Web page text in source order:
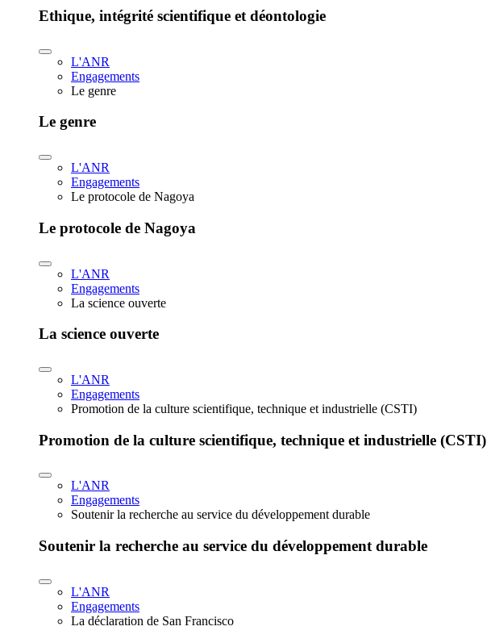
Ethique, intégrité scientifique et déontologie
L'ANR
Engagements
Le genre
Le genre
L'ANR
Engagements
Le protocole de Nagoya
Le protocole de Nagoya
L'ANR
Engagements
La science ouverte
La science ouverte
L'ANR
Engagements
Promotion de la culture scientifique, technique et industrielle (CSTI)
Promotion de la culture scientifique, technique et industrielle (CSTI)
L'ANR
Engagements
Soutenir la recherche au service du développement durable
Soutenir la recherche au service du développement durable
L'ANR
Engagements
La déclaration de San Francisco